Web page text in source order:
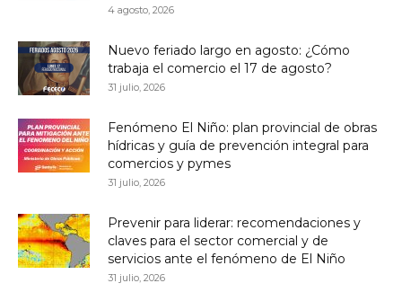
4 agosto, 2026
Nuevo feriado largo en agosto: ¿Cómo
trabaja el comercio el 17 de agosto?
31 julio, 2026
Fenómeno El Niño: plan provincial de obras
hídricas y guía de prevención integral para
comercios y pymes
31 julio, 2026
Prevenir para liderar: recomendaciones y
claves para el sector comercial y de
servicios ante el fenómeno de El Niño
31 julio, 2026